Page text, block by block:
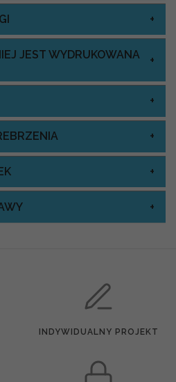
JEST WYDRUKOWANA
INDYWIDUALNY PROJEKT